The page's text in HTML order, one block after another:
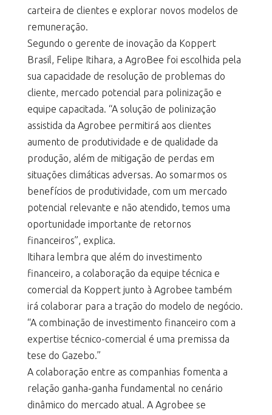
carteira de clientes e explorar novos modelos de
remuneração.
Segundo o gerente de inovação da Koppert
Brasil, Felipe Itihara, a AgroBee foi escolhida pela
sua capacidade de resolução de problemas do
cliente, mercado potencial para polinização e
equipe capacitada. “A solução de polinização
assistida da Agrobee permitirá aos clientes
aumento de produtividade e de qualidade da
produção, além de mitigação de perdas em
situações climáticas adversas. Ao somarmos os
benefícios de produtividade, com um mercado
potencial relevante e não atendido, temos uma
oportunidade importante de retornos
financeiros”, explica.
Itihara lembra que além do investimento
financeiro, a colaboração da equipe técnica e
comercial da Koppert junto à Agrobee também
irá colaborar para a tração do modelo de negócio.
“A combinação de investimento financeiro com a
expertise técnico-comercial é uma premissa da
tese do Gazebo.”
A colaboração entre as companhias fomenta a
relação ganha-ganha fundamental no cenário
dinâmico do mercado atual. A Agrobee se